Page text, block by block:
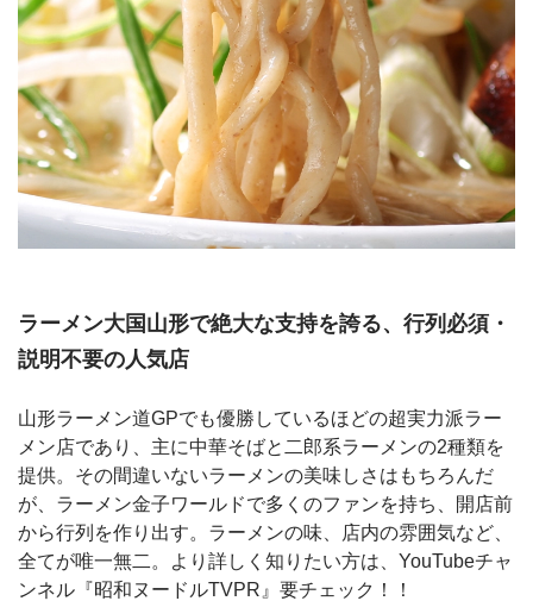
ラーメン大国山形で絶大な支持を誇る、行列必須・
説明不要の人気店
山形ラーメン道GPでも優勝しているほどの超実力派ラー
メン店であり、主に中華そばと二郎系ラーメンの2種類を
提供。その間違いないラーメンの美味しさはもちろんだ
が、ラーメン金子ワールドで多くのファンを持ち、開店前
から行列を作り出す。ラーメンの味、店内の雰囲気など、
全てが唯一無二。より詳しく知りたい方は、YouTubeチャ
ンネル『昭和ヌードルTVPR』要チェック！！